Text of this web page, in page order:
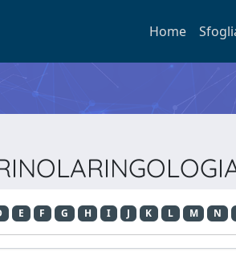
Home
E F G H I J K L M N